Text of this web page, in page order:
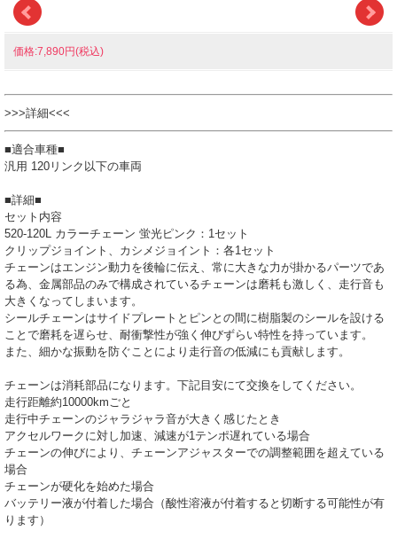
価格:7,890円(税込)
>>>詳細<<<
■適合車種■
汎用 120リンク以下の車両
■詳細■
セット内容
520-120L カラーチェーン 蛍光ピンク：1セット
クリップジョイント、カシメジョイント：各1セット
チェーンはエンジン動力を後輪に伝え、常に大きな力が掛かるパーツであ
る為、金属部品のみで構成されているチェーンは磨耗も激しく、走行音も
大きくなってしまいます。
シールチェーンはサイドプレートとピンとの間に樹脂製のシールを設ける
ことで磨耗を遅らせ、耐衝撃性が強く伸びずらい特性を持っています。
また、細かな振動を防ぐことにより走行音の低減にも貢献します。
チェーンは消耗部品になります。下記目安にて交換をしてください。
走行距離約10000kmごと
走行中チェーンのジャラジャラ音が大きく感じたとき
アクセルワークに対し加速、減速が1テンポ遅れている場合
チェーンの伸びにより、チェーンアジャスターでの調整範囲を超えている
場合
チェーンが硬化を始めた場合
バッテリー液が付着した場合（酸性溶液が付着すると切断する可能性が有
ります）